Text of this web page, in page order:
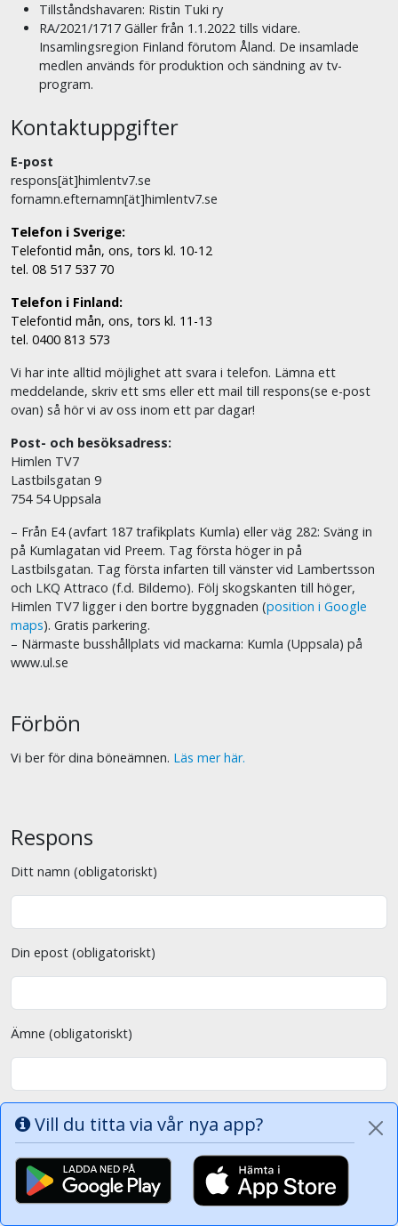
Tillståndshavaren: Ristin Tuki ry
RA/2021/1717 Gäller från 1.1.2022 tills vidare.
Insamlingsregion Finland förutom Åland. De insamlade
medlen används för produktion och sändning av tv-
program.
Kontaktuppgifter
E-post
respons[ät]himlentv7.se
fornamn.efternamn[ät]himlentv7.se
Telefon i Sverige:
Telefontid mån, ons, tors kl. 10-12
tel. 08 517 537 70
Telefon i Finland:
Telefontid mån, ons, tors kl. 11-13
tel. 0400 813 573
Vi har inte alltid möjlighet att svara i telefon. Lämna ett
meddelande, skriv ett sms eller ett mail till respons(se e-post
ovan) så hör vi av oss inom ett par dagar!
Post- och besöksadress:
Himlen TV7
Lastbilsgatan 9
754 54 Uppsala
– Från E4 (avfart 187 trafikplats Kumla) eller väg 282: Sväng in
på Kumlagatan vid Preem. Tag första höger in på
Lastbilsgatan. Tag första infarten till vänster vid Lambertsson
och LKQ Attraco (f.d. Bildemo). Följ skogskanten till höger,
Himlen TV7 ligger i den bortre byggnaden (position i Google
maps). Gratis parkering.
– Närmaste busshållplats vid mackarna: Kumla (Uppsala) på
www.ul.se
Förbön
Vi ber för dina böneämnen. Läs mer här.
Respons
Ditt namn (obligatoriskt)
Din epost (obligatoriskt)
Ämne (obligatoriskt)
Ditt meddelande (obligatoriskt)
Vill du titta via vår nya app?